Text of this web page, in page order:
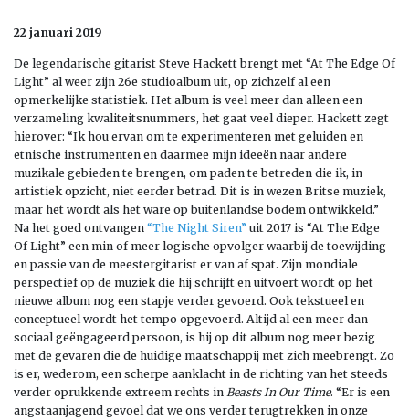
22 januari 2019
De legendarische gitarist Steve Hackett brengt met “At The Edge Of
Light” al weer zijn 26e studioalbum uit, op zichzelf al een
opmerkelijke statistiek. Het album is veel meer dan alleen een
verzameling kwaliteitsnummers, het gaat veel dieper. Hackett zegt
hierover: “Ik hou ervan om te experimenteren met geluiden en
etnische instrumenten en daarmee mijn ideeën naar andere
muzikale gebieden te brengen, om paden te betreden die ik, in
artistiek opzicht, niet eerder betrad. Dit is in wezen Britse muziek,
maar het wordt als het ware op buitenlandse bodem ontwikkeld.”
Na het goed ontvangen “The Night Siren” uit 2017 is “At The Edge
Of Light” een min of meer logische opvolger waarbij de toewijding
en passie van de meestergitarist er van af spat. Zijn mondiale
perspectief op de muziek die hij schrijft en uitvoert wordt op het
nieuwe album nog een stapje verder gevoerd. Ook tekstueel en
conceptueel wordt het tempo opgevoerd. Altijd al een meer dan
sociaal geëngageerd persoon, is hij op dit album nog meer bezig
met de gevaren die de huidige maatschappij met zich meebrengt. Zo
is er, wederom, een scherpe aanklacht in de richting van het steeds
verder oprukkende extreem rechts in Beasts In Our Time. “Er is een
angstaanjagend gevoel dat we ons verder terugtrekken in onze